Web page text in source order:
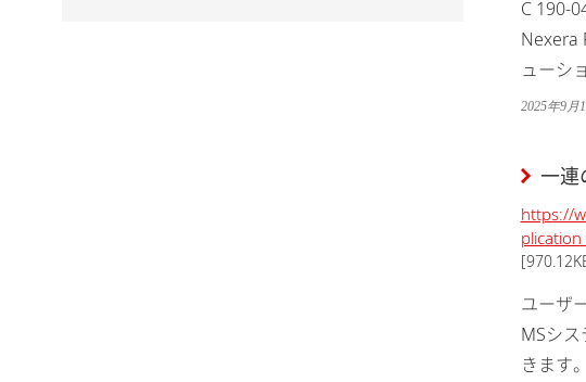
C 190-
Nexera
ューシ
2025年9月
一連
https://
ユーザ
MSシ
きます。 